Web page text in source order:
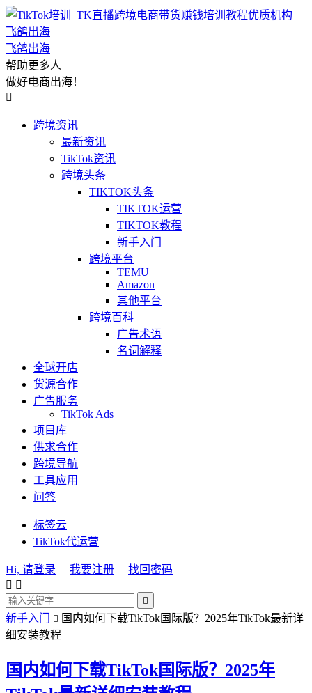
飞鸽出海
帮助更多人
做好电商出海！

跨境资讯
最新资讯
TikTok资讯
跨境头条
TIKTOK头条
TIKTOK运营
TIKTOK教程
新手入门
跨境平台
TEMU
Amazon
其他平台
跨境百科
广告术语
名词解释
全球开店
货源合作
广告服务
TikTok Ads
项目库
供求合作
跨境导航
工具应用
问答
标签云
TikTok代运营
Hi, 请登录 我要注册
找回密码
 

新手入门  国内如何下载TikTok国际版？2025年TikTok最新详
细安装教程
国内如何下载TikTok国际版？2025年